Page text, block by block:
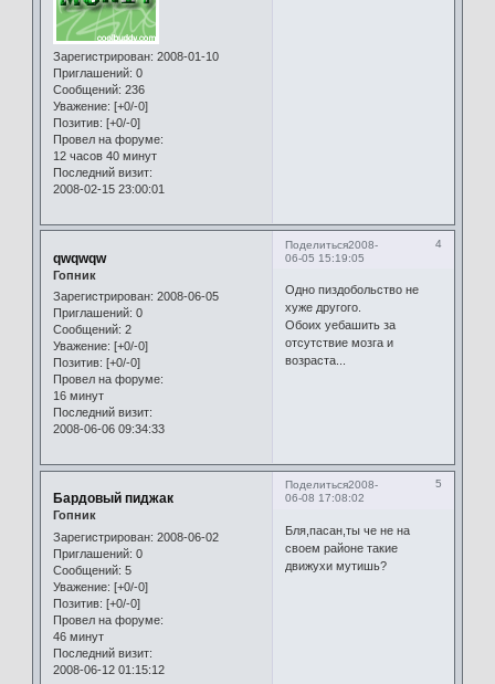
Зарегистрирован: 2008-01-10
Приглашений: 0
Сообщений: 236
Уважение: [+0/-0]
Позитив: [+0/-0]
Провел на форуме:
12 часов 40 минут
Последний визит:
2008-02-15 23:00:01
Поделиться 4
2008-
06-05 15:19:05
qwqwqw
Гопник
Зарегистрирован: 2008-06-05
Приглашений: 0
Сообщений: 2
Уважение: [+0/-0]
Позитив: [+0/-0]
Провел на форуме:
16 минут
Последний визит:
2008-06-06 09:34:33
Одно пиздобольство не
хуже другого.
Обоих уебашить за
отсутствие мозга и
возраста...
Поделиться 5
2008-
06-08 17:08:02
Бардовый пиджак
Гопник
Зарегистрирован: 2008-06-02
Приглашений: 0
Сообщений: 5
Уважение: [+0/-0]
Позитив: [+0/-0]
Провел на форуме:
46 минут
Последний визит:
2008-06-12 01:15:12
Бля,пасан,ты че не на
своем районе такие
движухи мутишь?